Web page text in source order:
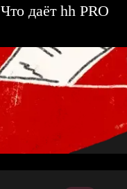
Что даёт hh PRO